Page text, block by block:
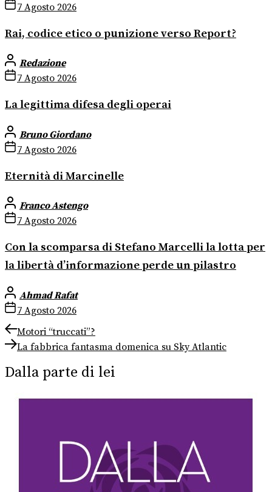
7 Agosto 2026
Rai, codice etico o punizione verso Report?
Redazione
7 Agosto 2026
La legittima difesa degli operai
Bruno Giordano
7 Agosto 2026
Eternità di Marcinelle
Franco Astengo
7 Agosto 2026
Con la scomparsa di Stefano Marcelli la lotta per
la libertà d’informazione perde un pilastro
Ahmad Rafat
7 Agosto 2026
Navigazione
articoli
Previous
post:
Motori “truccati”?
Next
post:
La fabbrica fantasma domenica su Sky Atlantic
Dalla parte di lei